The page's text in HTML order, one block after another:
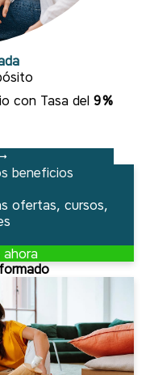
con Tasa del 9%
beneficios
ofertas, cursos,